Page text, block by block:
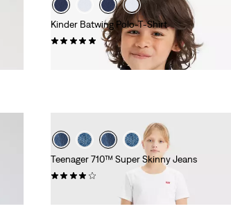
Kinder Batwing Polo-T-Shirt
(1)
Teenager 710™ Super Skinny Jeans